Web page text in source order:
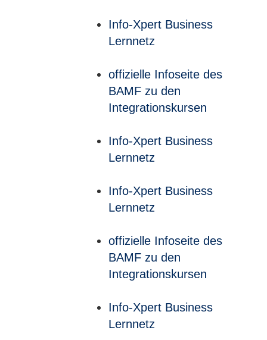
Info-Xpert Business
Lernnetz
offizielle Infoseite des
BAMF zu den
Integrationskursen
Info-Xpert Business
Lernnetz
Info-Xpert Business
Lernnetz
offizielle Infoseite des
BAMF zu den
Integrationskursen
Info-Xpert Business
Lernnetz